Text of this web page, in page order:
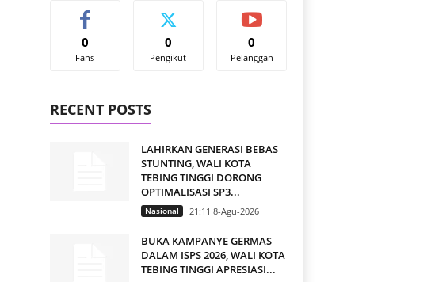
0
Fans
0
Pengikut
0
Pelanggan
RECENT POSTS
LAHIRKAN GENERASI BEBAS
STUNTING, WALI KOTA
TEBING TINGGI DORONG
OPTIMALISASI SP3...
Nasional 21:11 8-Agu-2026
BUKA KAMPANYE GERMAS
DALAM ISPS 2026, WALI KOTA
TEBING TINGGI APRESIASI...